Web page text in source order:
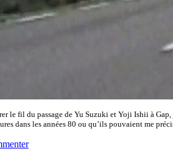
le fil du passage de Yu Suzuki et Yoji Ishii à Gap,
dans les années 80 ou qu’ils pouvaient me